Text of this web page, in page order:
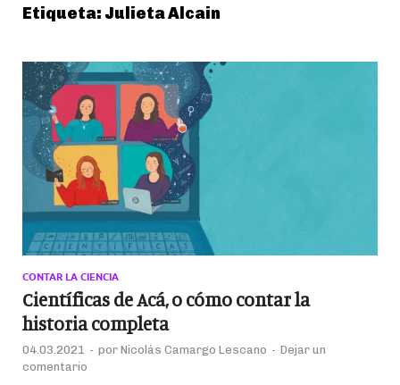
Etiqueta: Julieta Alcain
CONTAR LA CIENCIA
Científicas de Acá, o cómo contar la
historia completa
04.03.2021 - por Nicolás Camargo Lescano - Dejar un
comentario